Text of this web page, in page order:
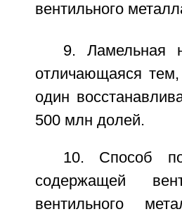
вентильного
9. Ламельная
отличающаяся
один
500 млн долей.
10. Способ
содержащей
вентильного